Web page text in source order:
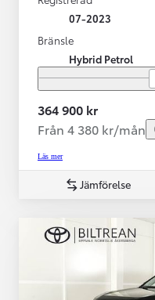
07-2023
Bränsle
Hybrid Petrol
364 900 kr
Från 4 380 kr/mån
Läs mer
Jämförelse